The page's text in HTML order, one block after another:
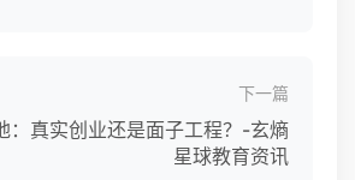
下一篇
：真实创业还是面子工程？-玄熵
星球教育资讯